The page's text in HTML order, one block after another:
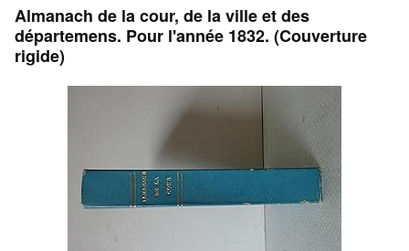
My Purchases
Advanced Search
Browse Collections
Almanach de la cour, de la ville et des
départemens. Pour l'année 1832. (Couverture
rigide)